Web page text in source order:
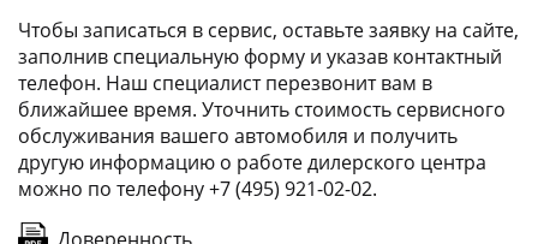
Чтобы записаться в сервис, оставьте заявку на сайте,
заполнив специальную форму и указав контактный
телефон. Наш специалист перезвонит вам в
ближайшее время. Уточнить стоимость сервисного
обслуживания вашего автомобиля и получить
другую информацию о работе дилерского центра
можно по телефону +7 (495) 921-02-02.